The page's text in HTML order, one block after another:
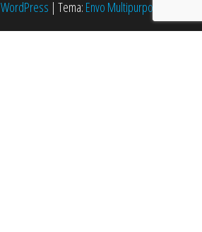
WordPress | Tema: Envo Multipurpose